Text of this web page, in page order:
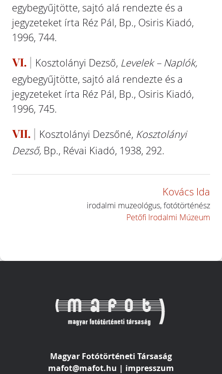
egybegyűjtötte, sajtó alá rendezte és a
jegyzeteket írta Réz Pál, Bp., Osiris Kiadó,
1996, 744.
VI. Kosztolányi Dezső, Levelek – Naplók,
egybegyűjtötte, sajtó alá rendezte és a
jegyzeteket írta Réz Pál, Bp., Osiris Kiadó,
1996, 745.
VII. Kosztolányi Dezsőné, Kosztolányi
Dezső, Bp., Révai Kiadó, 1938, 292.
Kovács Ida
irodalmi muzeológus, fotótörténész
Petőfi Irodalmi Múzeum
Magyar Fotótörténeti Társaság
mafot@mafot.hu | impresszum